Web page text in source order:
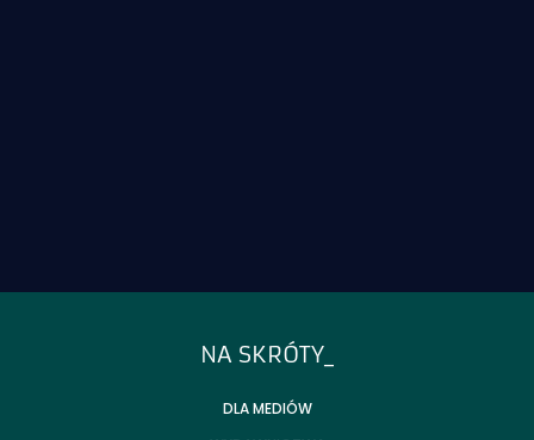
NA SKRÓTY_
DLA MEDIÓW